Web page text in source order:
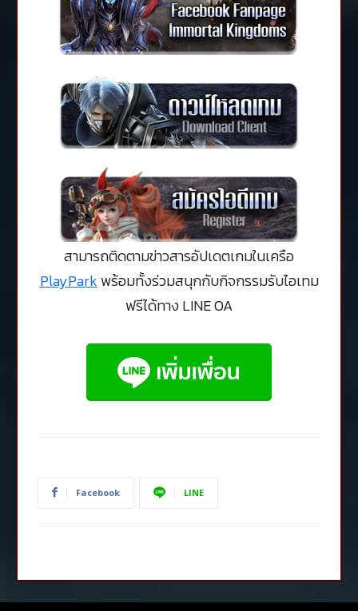
สามารถติดตามข่าวสารอัปเดตเกมในเครือ
PlayPark พร้อมทั้งร่วมสนุกกับกิจกรรมรับไอเทม
ฟรีได้ทาง LINE OA
Facebook LINE